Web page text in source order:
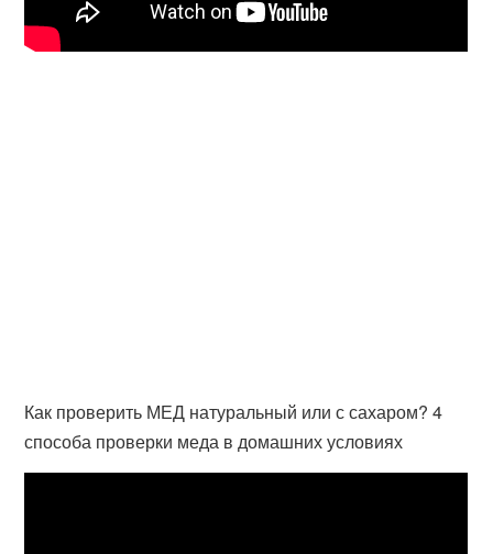
Как проверить МЕД натуральный или с сахаром? 4
способа проверки меда в домашних условиях